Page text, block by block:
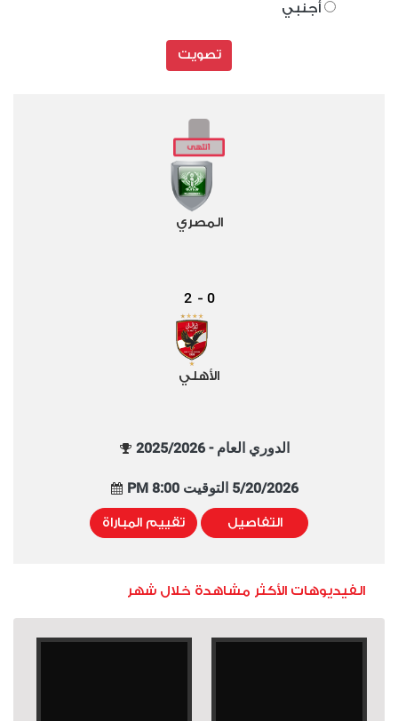
أجنبي
تصويت
المصري
0
-
2
الأهلي
الدوري العام - 2025/2026
5/20/2026 التوقيت 8:00 PM
التفاصيل تقييم المباراة
الفيديوهات الأكثر مشاهدة خلال شهر